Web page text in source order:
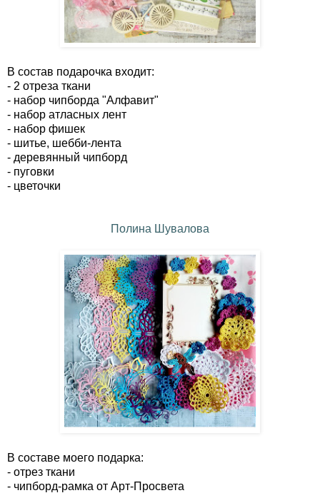
В состав подарочка входит:
- 2 отреза ткани
- набор чипборда "Алфавит"
- набор атласных лент
- набор фишек
- шитье, шебби-лента
- деревянный чипборд
- пуговки
- цветочки
Полина Шувалова
В составе моего подарка:
- отрез ткани
- чипборд-рамка от Арт-Просвета